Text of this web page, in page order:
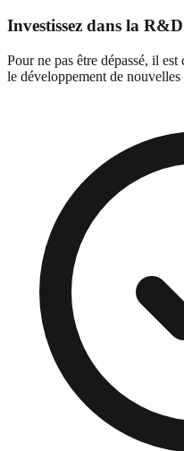
Investissez dans la R&D
Pour ne pas être dépassé, il
le développement de